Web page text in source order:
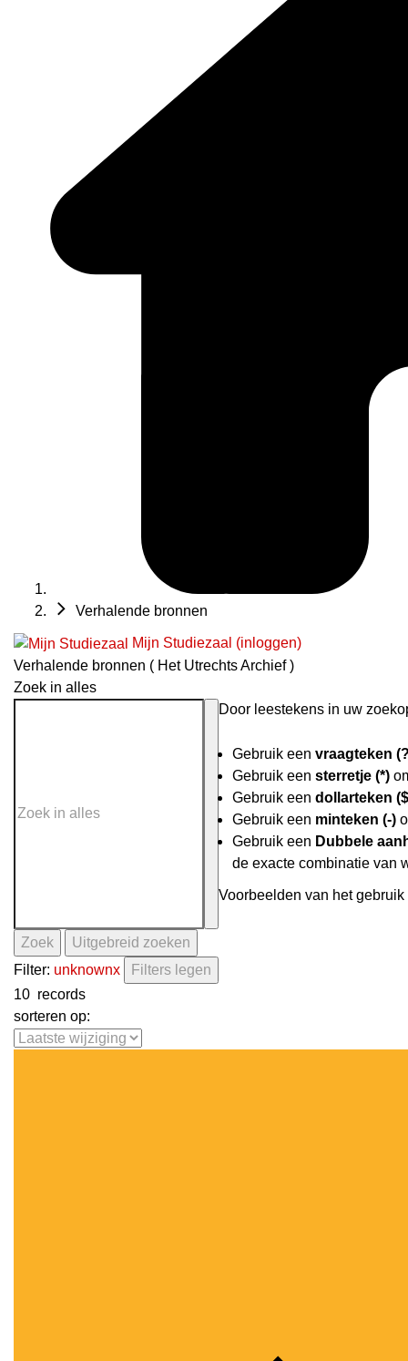
Verhalende bronnen
Mijn Studiezaal (inloggen)
Verhalende bronnen ( Het Utrechts Archief )
Zoek in alles
Door leestekens in uw
Gebruik een vraagteken
Gebruik een sterretje (*)
Gebruik een dollarteken
Gebruik een minteken (-)
Gebruik een Dubbele
de exacte combinatie van
Voorbeelden van het
Zoek
Uitgebreid zoeken
Filter: unknownx
Filters legen
10 records
sorteren op: